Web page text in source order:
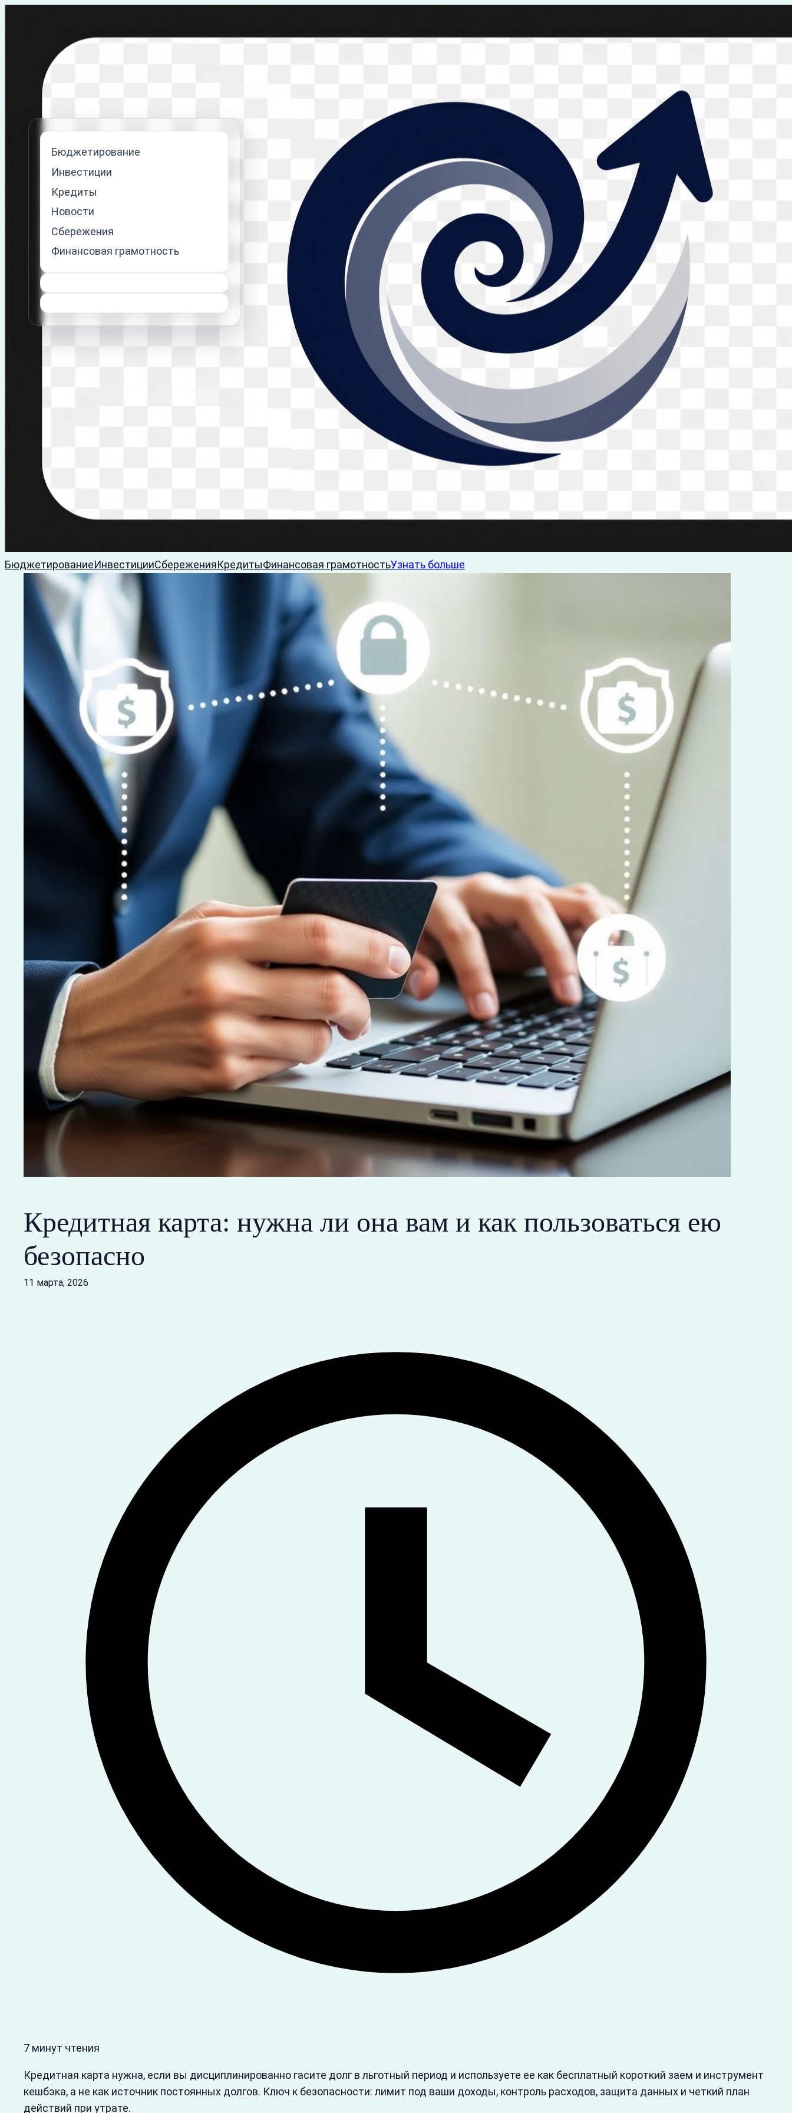
содержимому
БюджетированиеИнвестицииСбереженияКредитыФинансовая грамотностьУзнать больше
Кредитная карта: нужна ли она вам и как пользоваться ею
безопасно
11 марта, 2026
7 минут чтения
Кредитная карта нужна, если вы дисциплинированно гасите долг в льготный период и используете ее как бесплатный короткий заем и инструмент
кешбэка, а не как источник постоянных долгов. Ключ к безопасности: лимит под ваши доходы, контроль расходов, защита данных и четкий план
действий при утрате.
Бюджетирование
Инвестиции
Кредиты
Новости
Сбережения
Финансовая грамотность